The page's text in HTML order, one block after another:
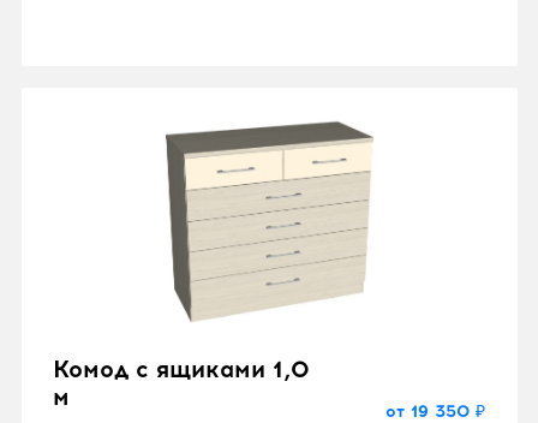
Комод с ящиками 1,0
м
от 19 350 ₽